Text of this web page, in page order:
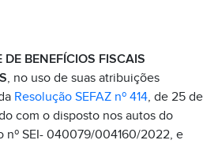
BENEFÍCIOS FISCAIS
, no uso de suas atribuições
Resolução SEFAZ nº 414, de 25 de
com o disposto nos autos do
nº SEI- 040079/004160/2022, e